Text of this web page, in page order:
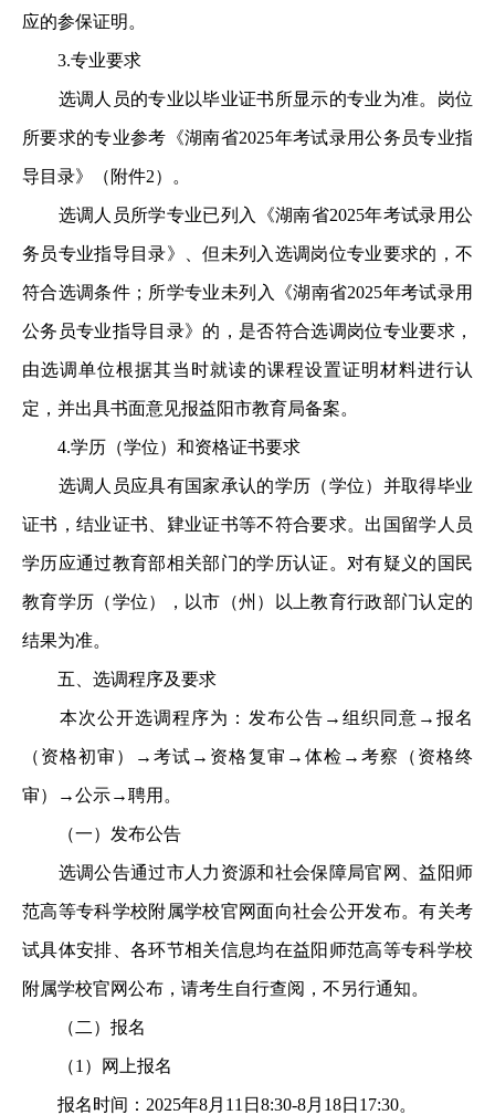
应的参保证明。
3.专业要求
选调人员的专业以毕业证书所显示的专业为准。岗位
所要求的专业参考《湖南省2025年考试录用公务员专业指
导目录》（附件2）。
选调人员所学专业已列入《湖南省2025年考试录用公
务员专业指导目录》、但未列入选调岗位专业要求的，不
符合选调条件；所学专业未列入《湖南省2025年考试录用
公务员专业指导目录》的，是否符合选调岗位专业要求，
由选调单位根据其当时就读的课程设置证明材料进行认
定，并出具书面意见报益阳市教育局备案。
4.学历（学位）和资格证书要求
选调人员应具有国家承认的学历（学位）并取得毕业
证书，结业证书、肄业证书等不符合要求。出国留学人员
学历应通过教育部相关部门的学历认证。对有疑义的国民
教育学历（学位），以市（州）以上教育行政部门认定的
结果为准。
五、选调程序及要求
本次公开选调程序为：发布公告→组织同意→报名
（资格初审）→考试→资格复审→体检→考察（资格终
审）→公示→聘用。
（一）发布公告
选调公告通过市人力资源和社会保障局官网、益阳师
范高等专科学校附属学校官网面向社会公开发布。有关考
试具体安排、各环节相关信息均在益阳师范高等专科学校
附属学校官网公布，请考生自行查阅，不另行通知。
（二）报名
（1）网上报名
报名时间：2025年8月11日8:30-8月18日17:30。